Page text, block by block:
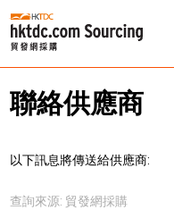
聯絡供應商
以下訊息將傳送給供應商:
查詢來源: 貿發網採購